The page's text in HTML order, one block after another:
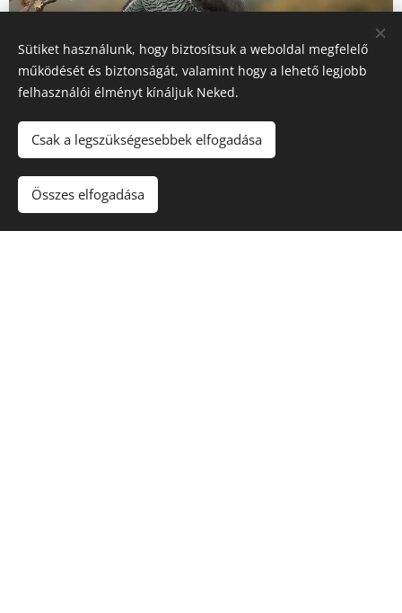
Sütiket használunk, hogy biztosítsuk a weboldal megfelelő
működését és biztonságát, valamint hogy a lehető legjobb
felhasználói élményt kínáljuk Neked.
Csak a legszükségesebbek elfogadása
Összes elfogadása